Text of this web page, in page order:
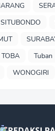
SITUBONDO
TOBA
Tuban
WONOGIRI